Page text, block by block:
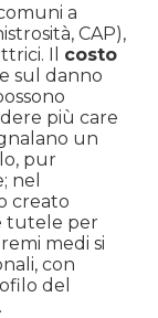
a
CAP),
Il costo
sul danno
più care
un
pur
nel
creato
tutele per
medi si
con
del